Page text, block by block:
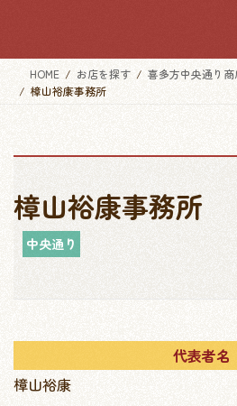
HOME お店を探す
喜多方中央通り
樟山裕康事務所
樟山裕康事務所
中央通り
代表者名
樟山裕康